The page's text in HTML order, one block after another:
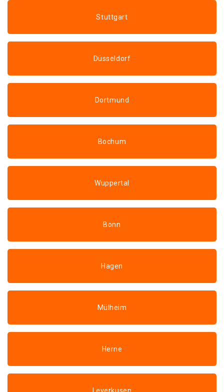
Stuttgart
Düsseldorf
Dortmund
Bochum
Wuppertal
Bonn
Hagen
Mülheim
Herne